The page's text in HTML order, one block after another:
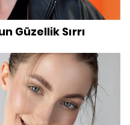
Güzellik Sırrı